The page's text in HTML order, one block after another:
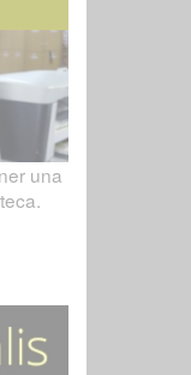
una